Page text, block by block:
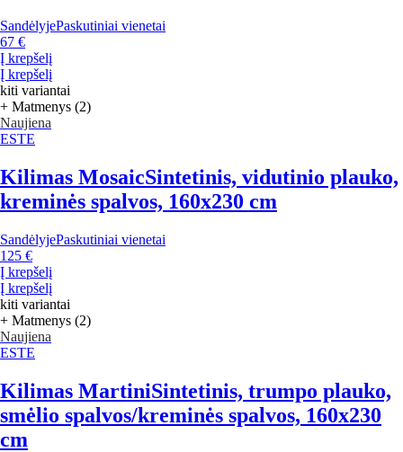
SandėlyjePaskutiniai vienetai
67 €
Į krepšelį
Į krepšelį
kiti variantai
+ Matmenys (2)
Naujiena
ESTE
Kilimas MosaicSintetinis, vidutinio plauko,
kreminės spalvos, 160x230 cm
SandėlyjePaskutiniai vienetai
125 €
Į krepšelį
Į krepšelį
kiti variantai
+ Matmenys (2)
Naujiena
ESTE
Kilimas MartiniSintetinis, trumpo plauko,
smėlio spalvos/kreminės spalvos, 160x230
cm